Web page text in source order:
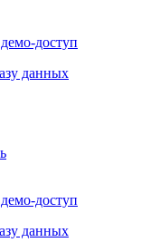
демо-доступ
данных
демо-доступ
данных